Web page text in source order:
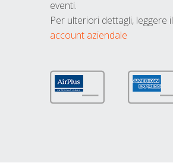
eventi.
Per ulteriori dettagli, leggere il
account aziendale